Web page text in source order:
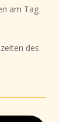
am Tag
des